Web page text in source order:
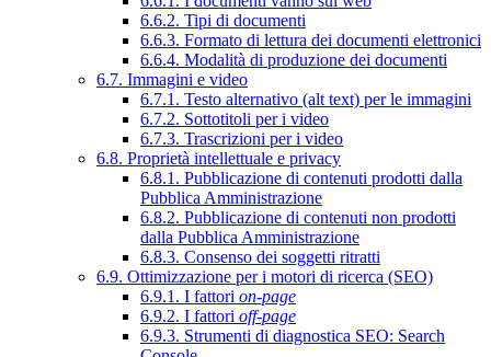
6.6.2. Tipi di documenti
6.6.3. Formato di lettura dei documenti elettronici
6.6.4. Modalità di produzione dei documenti
6.7. Immagini e video
6.7.1. Testo alternativo (alt text) per le immagini
6.7.2. Sottotitoli per i video
6.7.3. Trascrizioni per i video
6.8. Proprietà intellettuale e privacy
6.8.1. Pubblicazione di contenuti prodotti dalla
Pubblica Amministrazione
6.8.2. Pubblicazione di contenuti non prodotti
dalla Pubblica Amministrazione
6.8.3. Consenso dei soggetti ritratti
6.9. Ottimizzazione per i motori di ricerca (SEO)
6.9.1. I fattori on-page
6.9.2. I fattori off-page
6.9.3. Strumenti di diagnostica SEO: Search